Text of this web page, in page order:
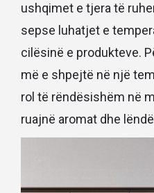
ushqimet e tjera të
sepse luhatjet e
cilësinë e produkteve.
më e shpejtë në një
rol të rëndësishëm në
ruajnë aromat dhe